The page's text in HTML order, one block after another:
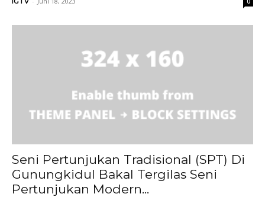
Seni Pertunjukan Tradisional (SPT) Di
Gunungkidul Bakal Tergilas Seni
Pertunjukan Modern...